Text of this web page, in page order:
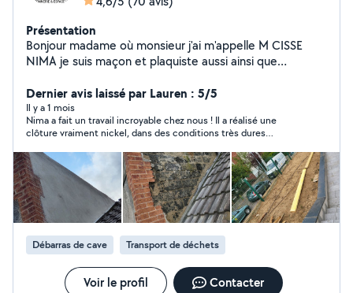
Présentation
Bonjour madame où monsieur j'ai m'appelle M CISSE
NIMA je suis maçon et plaquiste aussi ainsi que
s'appelle N.CISSE multiservices je vous propose à mes
services en tanque maçon -et plâtrier-plaquiste ainsi
que jardinier paysagiste je suis à votre disposition
n'hésitez surtout pas contacter si besoin au zéro.
Six.quatre-vingt-cinq.quatre-vingts.cinquante-huit.vingt-
neuf
Dernier avis laissé par Lauren : 5/5
Il y a 1 mois
Nima a fait un travail incroyable chez nous ! Il a réalisé une
clôture vraiment nickel, dans des conditions très dures
chantier nettoyé tous les soirs, soucis du détail et du moindre
coût, tarif très attractif, ... que du positif. C'est quelqu'un sur
qui on peut compter tant humainement que
professionnellement et je referais appel à lui pour mes
prochains travaux !
Débarras de cave Transport de déchets
Voir le profil Contacter